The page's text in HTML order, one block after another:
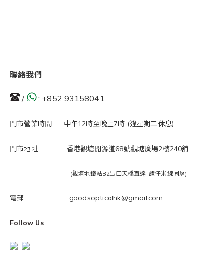
聯絡我們
/ : +852 93158041
門市營業時間: 中午12時至晚上7時 (逢星期二休息)
門市地址: 香港觀塘開源道68號觀塘廣場2樓240舖
(觀塘地鐵站B2出口天橋直達, 譚仔米線同層)
電郵: goodsopticalhk@gmail.com
Follow Us